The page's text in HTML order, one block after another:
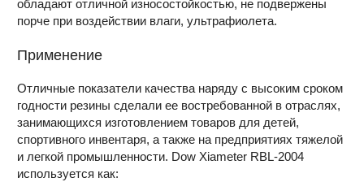
обладают отличной износостойкостью, не подвержены
порче при воздействии влаги, ультрафиолета.
Применение
Отличные показатели качества наряду с высоким сроком
годности резины сделали ее востребованной в отраслях,
занимающихся изготовлением товаров для детей,
спортивного инвентаря, а также на предприятиях тяжелой
и легкой промышленности. Dow Xiameter RBL-2004
используется как: